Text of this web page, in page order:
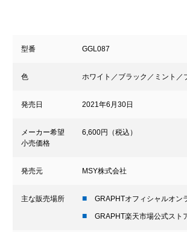
型番 GGL087
色 ホワイト／ブラック／ミント／
発売日 2021年6月30日
メーカー希望
小売価格
6,600円（税込）
発売元 MSY株式会社
主な販売場所 GRAPHTオフィシャルオン
GRAPHT楽天市場公式スト